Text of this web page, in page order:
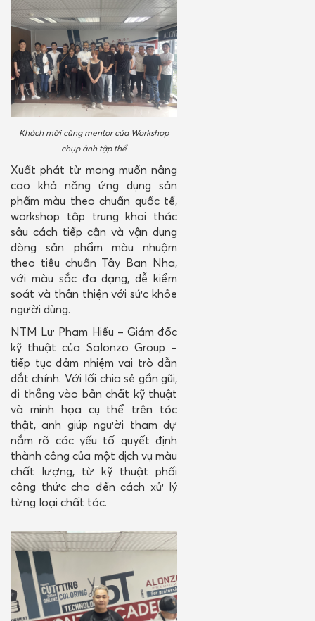
Khách mời cùng mentor của Workshop
chụp ảnh tập thể
Xuất phát từ mong muốn nâng
cao khả năng ứng dụng sản
phẩm màu theo chuẩn quốc tế,
workshop tập trung khai thác
sâu cách tiếp cận và vận dụng
dòng sản phẩm màu nhuộm
theo tiêu chuẩn Tây Ban Nha,
với màu sắc đa dạng, dễ kiểm
soát và thân thiện với sức khỏe
người dùng.
NTM Lư Phạm Hiếu – Giám đốc
kỹ thuật của Salonzo Group –
tiếp tục đảm nhiệm vai trò dẫn
dắt chính. Với lối chia sẻ gần gũi,
đi thẳng vào bản chất kỹ thuật
và minh họa cụ thể trên tóc
thật, anh giúp người tham dự
nắm rõ các yếu tố quyết định
thành công của một dịch vụ màu
chất lượng, từ kỹ thuật phối
công thức cho đến cách xử lý
từng loại chất tóc.